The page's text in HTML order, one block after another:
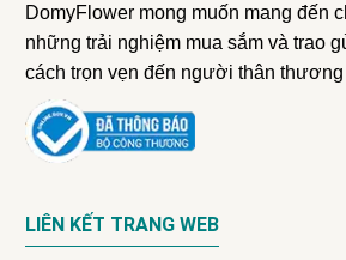
DomyFlower mong muốn mang đến
những trải nghiệm mua sắm và trao
cách trọn vẹn đến người thân thương
LIÊN KẾT TRANG WEB